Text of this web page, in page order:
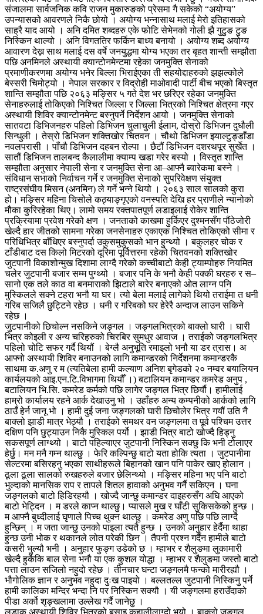
संजालमा सार्वजनिक कवि राजन मुकारुङको प्रेसमा गै सकेको “अयोग्य”
उपन्यासको आवरणले निकै छोयो । अयोग्य भन्नासाथ मलाई मेरो इतिहासको
साह्रै याद आयो । अनि दमित शब्दहरु एके फोटि सेभेनको गोली झै गुटुङ टुङ
निस्किन थाल्यो । अनि विगततिर फर्किन बाध्य बनायो । अयोग्य शब्द अयोग्य
आवारण देख्न साथ मलाई दस वर्षे जनयुद्धमा योग्य भएका तर बृहत शान्ती सम्झौता
पछि अनमिनले अस्थायी क्यान्टोनमेन्टमा रहेका जनमुक्ति सेनाको
प्रमाणीकरणमा अयोग्य भनेर बिल्ला भिराईएका ती सहयोद्दाहरुको झझल्कोले
बेस्सरी चिमोट्यो । नेपाल सरकार र विद्रोही माओवादी पार्टी बीच भएको बिस्तृत
शान्ति सम्झौता पछि २०६३ मङ्सिर ५ गते देश भर छरिएर रहेका जनमुक्ति
सेनाहरुलाई तोकिएको निश्चित जिल्ला र जिल्ला भित्रको निश्चित क्षेत्रमा गएर
अस्थायी शिविर क्यान्टोनमेन्ट बस्नुपर्ने निर्देशन आयो । जनमुक्ति सेनाको
सातवटा डिभिजनहरु पहिलो डिभिजन चुलाचुली ईलाम, दोस्रो डिभिजन दुधौली
सिन्धुली । तेस्रो डिभिजन शक्तिखोर चितवन । चौथो डिभिजन झ्याल्टुङ्डाँडा
नवलपरासी । पाँचौ डिभिजन दहबन रोल्पा । छैटौं डिभिजन दशरथपूर सुर्खेत ।
सातौं डिभिजन तालबन्द कैलालीमा क्याम्प खडा गरेर बस्यो । विस्तृत शान्ति
सम्झौता अनुसार नेपाली सेना र जनमुक्ति सेना आ–आफ्नै ब्यारेकमा बस्ने ।
संविधान सभाको निर्वाचन गर्ने र जनमुक्ति सेनाको सुपरिवेक्षण संयुक्त
राष्ट्रसंघीय मिसन (अनमिन) ले गर्ने भन्ने थियो । २०६३ साल सालको कुरा
हो। मङ्सिर महिना चिसोले कठ्याङ्गृएको वनस्पति देखि हर प्राणीले न्यानोको
मौका कुरिरहेका थिए। लामो समय रक्तपातपूर्ण लडाइलाई रोकेर शान्ति
प्रक्रियामा प्रवेश गरेको क्षण । जनताको काखमा हुर्किएर दुश्मनसँग पौंठेजोरी
खेल्दै हार जीतको सामना गरेका जनसेनाहरु एकाएक निश्चित तोकिएको सीमा र
परिधिभित्र बाँधिएर बस्नुपर्दा उकुसमुकुसको भान हुन्थ्यो । बकुलहर चोक र
टाँडीबाट दस किलो मिटरको दूरिमा पूर्वित्तरमा रहेको चितवनको शक्तिखोर
जुटपानी विकाशोन्मुख दिशामा लाग्दै गरेको कच्चीबाटो केही ट्याम्पोहरु नियमित
चलेर जुटपानी बजार सम्म पुग्थ्यो । बजार पनि के भनौ केही पक्की घरहरु र स–
सानो एक तले काठ वा बनमाराको झिटाले बारेर बनाएको ओत लाग्न पनि
मुस्किलले सक्ने टहरा भनौ या घर। त्यो बेला मलाई लागेको थियो तराईमा त धनी
गरिब सजिलै छुट्टिने रहेछ । धनी र गरिबको घर हेरेरै अन्दाज लाउन सकिने
रहेछ ।
जुटपानीको छिचोल्न नसकिने जङ्गल । जङ्गलभित्रको बाक्लो घारी । घारी
भित्र कोइली र अन्य चरिहरुको चिरबिर सुमधुर आवाज । तराईको जङ्गलभित्र
पहिलो चोटि सफर गर्दै थियौं । बेग्लै अनुभूति रमाइलो भनौ या डर त्रास। अ
आफ्नो अस्थायी शिविर बनाउनको लागि कमान्डरको निर्देशनमा कमान्डरकै
साथमा क.अणु र म (त्यतिबेला हामी कल्याण अनिश बृगेडको २० नम्वर बयालियन
कार्यलयको आइ.एन.टि.विभागमा थियौँ ।) बटालियन कमान्डर कमरेड अनुप ,
बटालियन भि.सि. कमरेड कर्मको पछि लागेर जङ्गल भित्र छिर्यौ। हामीलाई
हाम्रो कार्यालय रहने आर्क देखाउनु भो । उहाँहरु अन्य कम्पनीको आर्कको लागि
ठाउँ हेर्न जानू भो । हामी दुई जना जङ्गलको घारी छिचोलेर भित्र गयौं उति नै
बाक्लो झाडी मात्र भेठ्यौ । तराईको समथर वन जङ्गलमा त पूर्व पश्चिम उत्तर
दक्षिण पनि छुट्याउन निकै मुस्किल पर्यो । झाडी भित्र बाटो खोज्दै हिड्नु
सकसपूर्ण लाग्थ्यो । बाटो पहिल्याएर जुटपानी निस्किन सक्छु कि भनी टोलाएर
हेर्छु। मन मनै गम्न थाल्छु । फेरि कल्पिन्छु बाटो यता होकि त्यता । जुटपानीमा
सेल्टरमा बसिरहनु भएका साथीहरूले बिहानको खान पनि पाकेर खाए होलान ।
ठूला ठूला सालको रुखहरुले बजार छेलिन्थ्यो । मङ्सिर महिना भए पनि बाटो
भुल्दाको मानसिक राप र तापले शितल हावाको अनुभव गर्नै सकिएन । घना
जङ्गलको बाटो हिडिरहयौ । खोज्दै जान्छु कमान्डर दाइहरुसँग अघि आएको
बाटो भेट्दिन । म डरले काप्न थाल्छु। प्यासले मुख र घाँटी सुकिसकेको हुन्छ ।
म आफ्नै बुध्दीलाई घृणाले पिच्च थुक्न थाल्छु । कमरेड अणु पछि पछि लाग्दै
हुन्छिन् । म जता जान्छु उनको पाइला त्यतै हुन्छ । उनको अनुहार हेर्दैमा थाहा
हुन्छ उनी भोक र थकानले लोत परेकी छिन । तैपनी प्रश्न गर्दैन हामीले बाटो
कसरी भुल्यौ भनी । अनुहार फुङ्ग उडेको छ । म्हाभर र शैलुङमा लुकामारी
खेल्दै हुर्केकि बाल सेना भनौ या एक कुशल योद्धा । म्हाभर र शैलुङमा जस्तो बाटो
पत्ता लाउन सजिलो नहुदो रहेछ । तीनचार घन्टा जङ्गलमै फन्को मारीरह्यौ ।
भौगोलिक ज्ञान र अनुभव नहुदा दुःख पाइयो । बल्लतल्ल जुटपानी निस्किनु पर्ने
हामी कालिका मन्दिर भन्दा नि पर निस्किन सक्यौ । यी जङ्गलमा हराउँदाको
पीडा अर्को शृङ्खलामा उल्लेख गर्दै जानेछु ।
लडाकु अस्थायी शिविर भित्रको बसाइ कहालीलाग्दो भयो । बाक्लो जङ्गल